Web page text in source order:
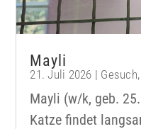
Mayli
21. Juli 2026 | Gesuch,
Mayli (w/k, geb.
Katze findet